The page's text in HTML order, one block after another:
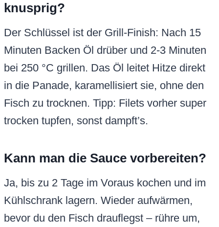
knusprig?
Der Schlüssel ist der Grill-Finish: Nach 15
Minuten Backen Öl drüber und 2-3 Minuten
bei 250 °C grillen. Das Öl leitet Hitze direkt
in die Panade, karamellisiert sie, ohne den
Fisch zu trocknen. Tipp: Filets vorher super
trocken tupfen, sonst dampft’s.
Kann man die Sauce vorbereiten?
Ja, bis zu 2 Tage im Voraus kochen und im
Kühlschrank lagern. Wieder aufwärmen,
bevor du den Fisch drauflegst – rühre um,